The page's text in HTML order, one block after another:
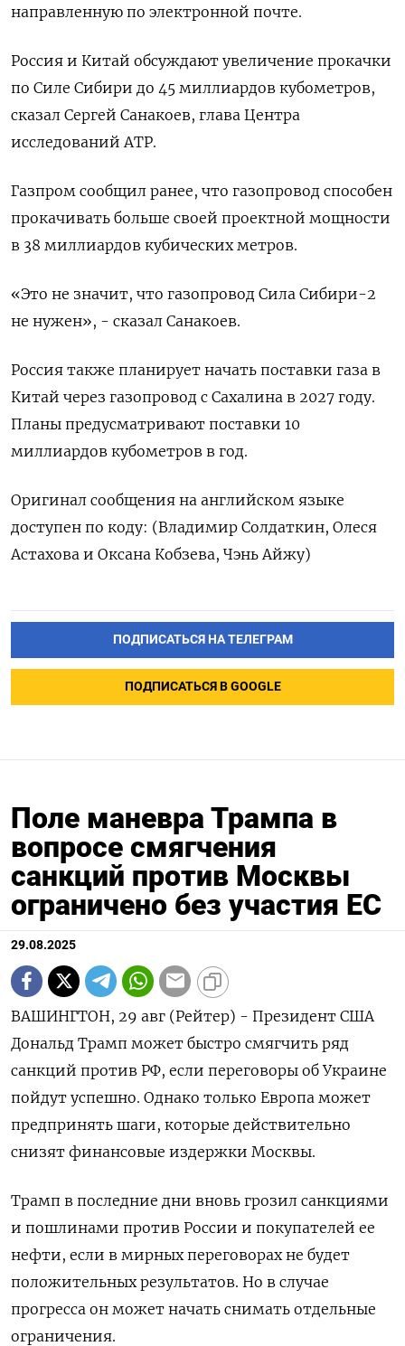
направленную по электронной почте.
Россия и Китай обсуждают увеличение прокачки
по Силе Сибири до 45 миллиардов кубометров,
сказал Сергей Санакоев, глава Центра
исследований АТР.
Газпром сообщил ранее, что газопровод способен
прокачивать больше своей проектной мощности
в 38 миллиардов кубических метров.
«Это не значит, что газопровод Сила Сибири-2
не нужен», - сказал Санакоев.
Россия также планирует начать поставки газа в
Китай через газопровод с Сахалина в 2027 году.
Планы предусматривают поставки 10
миллиардов кубометров в год.
Оригинал сообщения на английском языке
доступен по коду: (Владимир Солдаткин, Олеся
Астахова и Оксана Кобзева, Чэнь Айжу)
ПОДПИСАТЬСЯ НА ТЕЛЕГРАМ
ПОДПИСАТЬСЯ В GOOGLE
Поле маневра Трампа в
вопросе смягчения
санкций против Москвы
ограничено без участия ЕС
29.08.2025
ВАШИНГТОН, 29 авг (Рейтер) - Президент США
Дональд Трамп может быстро смягчить ряд
санкций против РФ, если переговоры об Украине
пойдут успешно. Однако только Европа может
предпринять шаги, которые действительно
снизят финансовые издержки Москвы.
Трамп в последние дни вновь грозил санкциями
и пошлинами против России и покупателей ее
нефти, если в мирных переговорах не будет
положительных результатов. Но в случае
прогресса он может начать снимать отдельные
ограничения.